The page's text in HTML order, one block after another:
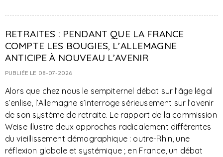
RETRAITES : PENDANT QUE LA FRANCE
COMPTE LES BOUGIES, L’ALLEMAGNE
ANTICIPE À NOUVEAU L’AVENIR
PUBLIÉE LE 08-07-2026
Alors que chez nous le sempiternel débat sur l’âge légal
s’enlise, l’Allemagne s’interroge sérieusement sur l’avenir
de son système de retraite. Le rapport de la commission
Weise illustre deux approches radicalement différentes
du vieillissement démographique : outre-Rhin, une
réflexion globale et systémique ; en France, un débat